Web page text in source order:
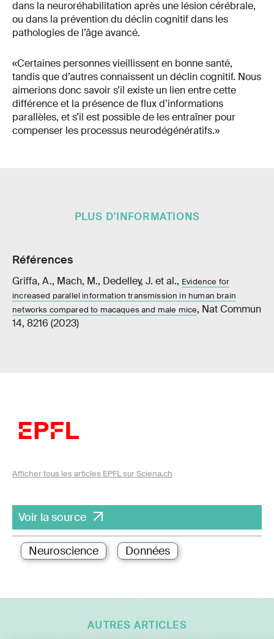
dans la neuroréhabilitation après une lésion cérébrale,
ou dans la prévention du déclin cognitif dans les
pathologies de l’âge avancé.
«Certaines personnes vieillissent en bonne santé,
tandis que d’autres connaissent un déclin cognitif. Nous
aimerions donc savoir s’il existe un lien entre cette
différence et la présence de flux d’informations
parallèles, et s’il est possible de les entraîner pour
compenser les processus neurodégénératifs.»
PLUS D'INFORMATIONS
Références
Griffa, A., Mach, M., Dedelley, J. et al., Evidence for
increased parallel information transmission in human brain
networks compared to macaques and male mice, Nat Commun
14, 8216 (2023)
Afficher tous les articles EPFL sur Sciena.ch
Voir la source
Neuroscience Données
AUTRES ARTICLES